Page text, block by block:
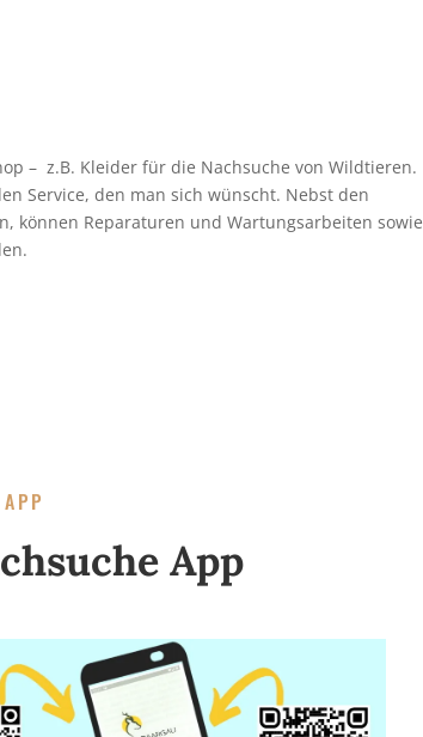
– z.B. Kleider für die Nachsuche von Wildtieren.
Service, den man sich wünscht. Nebst den
können Reparaturen und Wartungsarbeiten sowie
App